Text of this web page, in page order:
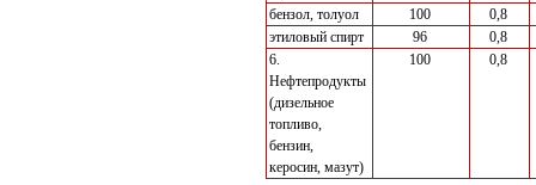
бензол, толуол
100
0,8
этиловый спирт
96
0,8
6.
Нефтепродукты
(дизельное
топливо,
бензин,
керосин, мазут)
100 0,8